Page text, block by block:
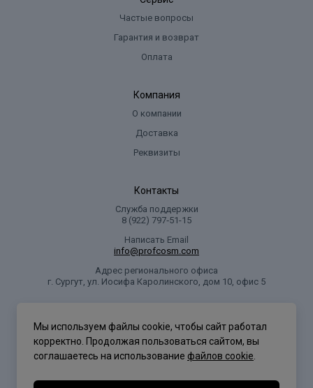
Частые вопросы
Гарантия и возврат
Оплата
Компания
О компании
Доставка
Реквизиты
Контакты
Служба поддержки
8 (922) 797‑51-15
Написать Email
info@profcosm.com
Адрес регионального офиса
г. Сургут, ул. Иосифа Каролинского, дом 10, офис 5
Мы используем файлы cookie, чтобы сайт работал
корректно. Продолжая пользоваться сайтом, вы
соглашаетесь на использование файлов cookie